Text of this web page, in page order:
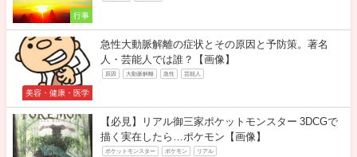
行事
美容・健康・医学
急性大動脈解離の症状とその原因と予防策。著名
人・芸能人では誰？【画像】
原因 大動脈解離 急性 芸能人
【必見】リアル御三家ポケットモンスター 3DCGで
描く実在したら…ポケモン【画像】
ポケットモンスター ポケモン リアル